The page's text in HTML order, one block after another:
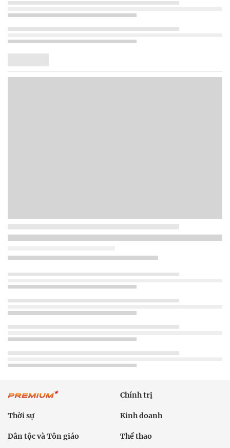
Chính trị
Thời sự Kinh doanh
Dân tộc và Tôn giáo Thể thao